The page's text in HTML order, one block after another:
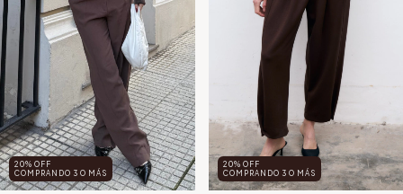
20% OFF
COMPRANDO 3 O MÁS
20% OFF
COMPRANDO 3 O MÁS